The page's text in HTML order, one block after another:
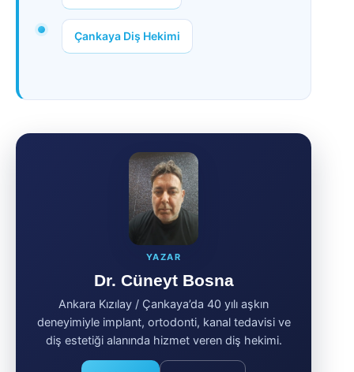
Çankaya Diş Hekimi
YAZAR
Dr. Cüneyt Bosna
Ankara Kızılay / Çankaya’da 40 yılı aşkın
deneyimiyle implant, ortodonti, kanal tedavisi ve
diş estetiği alanında hizmet veren diş hekimi.